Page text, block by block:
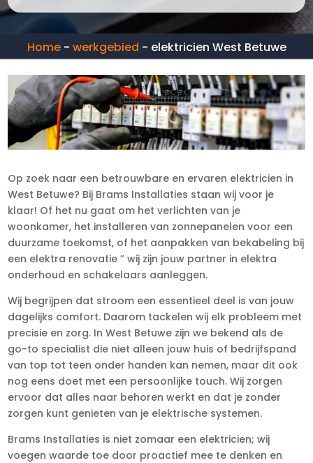
Home- werkgebied - elektricien West Betuwe
Op zoek naar een betrouwbare en ervaren elektricien in
West Betuwe? Bij Brams Installaties staan wij voor je
klaar! Of het nu gaat om het verlichten van je
woonkamer, het installeren van zonnepanelen voor een
duurzame toekomst, of het aanpakken van bekabeling bij
een elektra renovatie ” wij zijn jouw partner in elektra
onderhoud en schakelaars aanleggen.
Wij begrijpen dat stroom een essentieel deel is van jouw
dagelijks comfort. Daarom tackelen wij elk probleem met
precisie en zorg. In West Betuwe zijn we bekend als de
go-to specialist die niet alleen jouw huis of bedrijfspand
van top tot teen onder handen kan nemen, maar dit ook
nog eens doet met een persoonlijke touch. Wij zorgen
ervoor dat alles naar behoren werkt en dat je zonder
zorgen kunt genieten van je elektrische systemen.
Brams Installaties is niet zomaar een elektricien; wij
voegen waarde toe door proactief mee te denken en